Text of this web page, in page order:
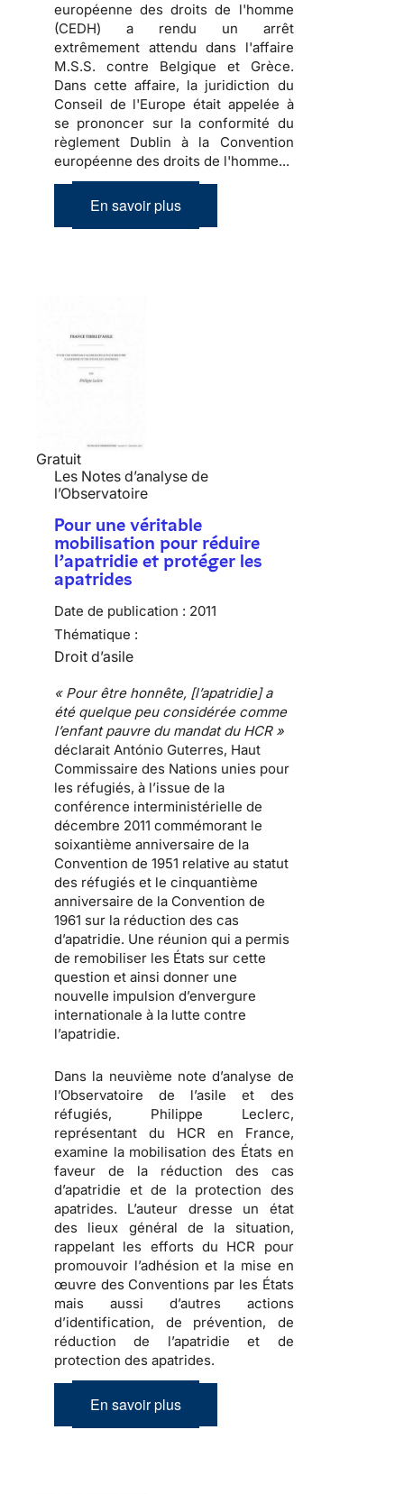
européenne des droits de l'homme
(CEDH) a rendu un arrêt
extrêmement attendu dans l'affaire
M.S.S. contre Belgique et Grèce.
Dans cette affaire, la juridiction du
Conseil de l'Europe était appelée à
se prononcer sur la conformité du
règlement Dublin à la Convention
européenne des droits de l'homme...
En savoir plus
Gratuit
Les Notes d’analyse de
l’Observatoire
Pour une véritable
mobilisation pour réduire
l’apatridie et protéger les
apatrides
Date de publication : 2011
Thématique :
Droit d’asile
« Pour être honnête, [l’apatridie] a
été quelque peu considérée comme
l’enfant pauvre du mandat du HCR »
déclarait António Guterres, Haut
Commissaire des Nations unies pour
les réfugiés, à l’issue de la
conférence interministérielle de
décembre 2011 commémorant le
soixantième anniversaire de la
Convention de 1951 relative au statut
des réfugiés et le cinquantième
anniversaire de la Convention de
1961 sur la réduction des cas
d’apatridie. Une réunion qui a permis
de remobiliser les États sur cette
question et ainsi donner une
nouvelle impulsion d’envergure
internationale à la lutte contre
l’apatridie.
Dans la neuvième note d’analyse de
l’Observatoire de l’asile et des
réfugiés, Philippe Leclerc,
représentant du HCR en France,
examine la mobilisation des États en
faveur de la réduction des cas
d’apatridie et de la protection des
apatrides. L’auteur dresse un état
des lieux général de la situation,
rappelant les efforts du HCR pour
promouvoir l’adhésion et la mise en
œuvre des Conventions par les États
mais aussi d’autres actions
d’identification, de prévention, de
réduction de l’apatridie et de
protection des apatrides.
En savoir plus